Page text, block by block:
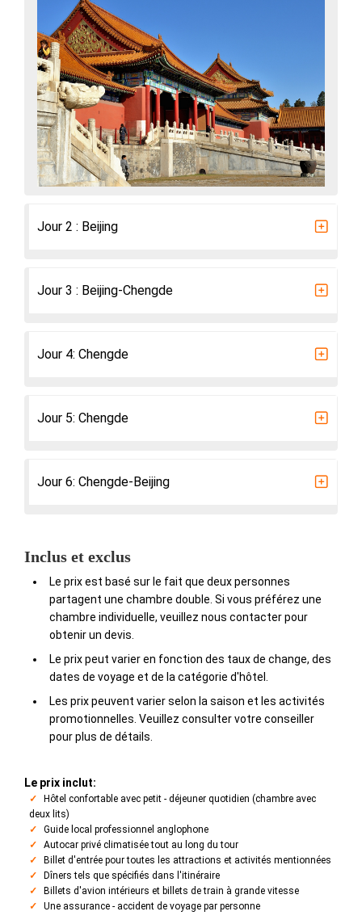
Jour 2 : Beijing
Jour 3 : Beijing-Chengde
Jour 4: Chengde
Jour 5: Chengde
Jour 6: Chengde-Beijing
Inclus et exclus
Le prix est basé sur le fait que deux personnes
partagent une chambre double. Si vous préférez une
chambre individuelle, veuillez nous contacter pour
obtenir un devis.
Le prix peut varier en fonction des taux de change, des
dates de voyage et de la catégorie d'hôtel.
Les prix peuvent varier selon la saison et les activités
promotionnelles. Veuillez consulter votre conseiller
pour plus de détails.
Le prix inclut:
Hôtel confortable avec petit - déjeuner quotidien (chambre avec
deux lits)
Guide local professionnel anglophone
Autocar privé climatisée tout au long du tour
Billet d'entrée pour toutes les attractions et activités mentionnées
Dîners tels que spécifiés dans l'itinéraire
Billets d'avion intérieurs et billets de train à grande vitesse
Une assurance - accident de voyage par personne